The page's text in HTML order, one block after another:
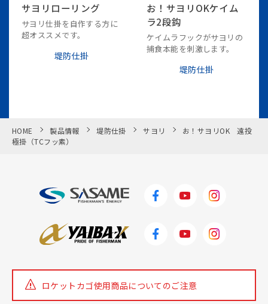
サヨリローリング
サヨリ仕掛を自作する方に
超オススメです。
堤防仕掛
お！サヨリOKケイム
ラ2段鈎
ケイムラフックがサヨリの
捕食本能を刺激します。
堤防仕掛
HOME 製品情報 堤防仕掛 サヨリ
お！サヨリOK 遠投
極掛（TCフッ素）
ロケットカゴ使用商品についてのご注意